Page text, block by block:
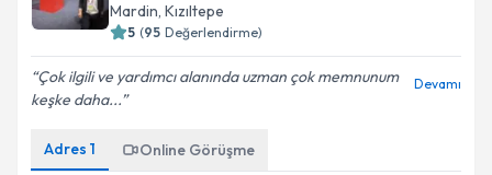
Mardin, Kızıltepe
5 (95 Değerlendirme)
Çok ilgili ve yardımcı alanında uzman çok memnunum
keşke daha...
Devamı
Adres 1 Online Görüşme